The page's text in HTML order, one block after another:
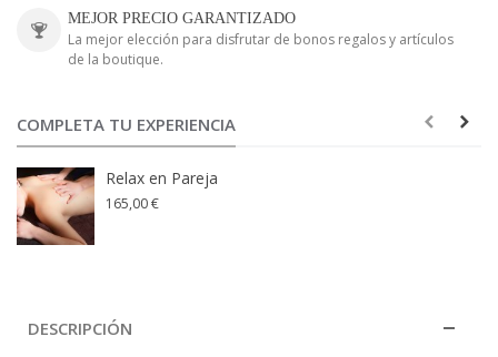
MEJOR PRECIO GARANTIZADO
La mejor elección para disfrutar de bonos regalos y artículos
de la boutique.
COMPLETA TU EXPERIENCIA
Relax en Pareja
165,00 €
DESCRIPCIÓN